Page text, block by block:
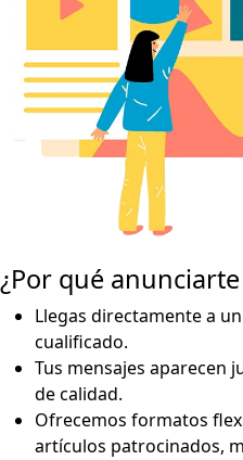
¿Por qué anunciarte
Llegas directamente a
cualificado.
Tus mensajes aparecen
de calidad.
Ofrecemos formatos
artículos patrocinados,